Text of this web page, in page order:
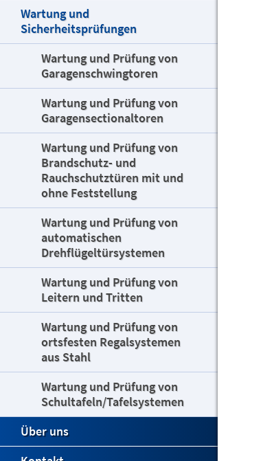
Wartung und
Sicherheitsprüfungen
Wartung und Prüfung von
Garagenschwingtoren
Wartung und Prüfung von
Garagensectionaltoren
Wartung und Prüfung von
Brandschutz- und
Rauchschutztüren mit und
ohne Feststellung
Wartung und Prüfung von
automatischen
Drehflügeltürsystemen
Wartung und Prüfung von
Leitern und Tritten
Wartung und Prüfung von
ortsfesten Regalsystemen
aus Stahl
Wartung und Prüfung von
Schultafeln/Tafelsystemen
Über uns